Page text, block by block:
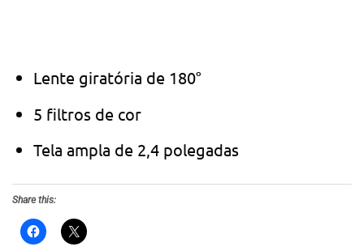
Lente giratória de 180°
5 filtros de cor
Tela ampla de 2,4 polegadas
Share this: